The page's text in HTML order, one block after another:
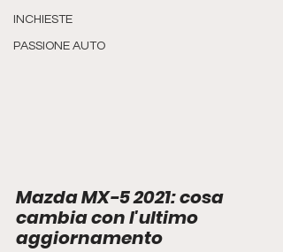
INCHIESTE
PASSIONE AUTO
Mazda MX-5 2021: cosa
cambia con l'ultimo
aggiornamento